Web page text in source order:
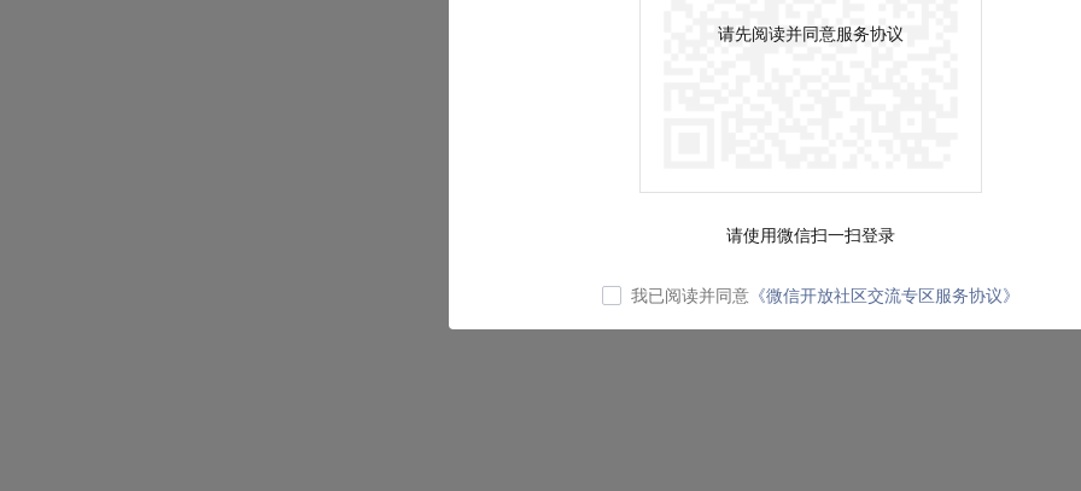
请先阅读并同意服务协议
请使用微信扫一扫登录
我已阅读并同意 《微信开放社区交流专区服务协议》